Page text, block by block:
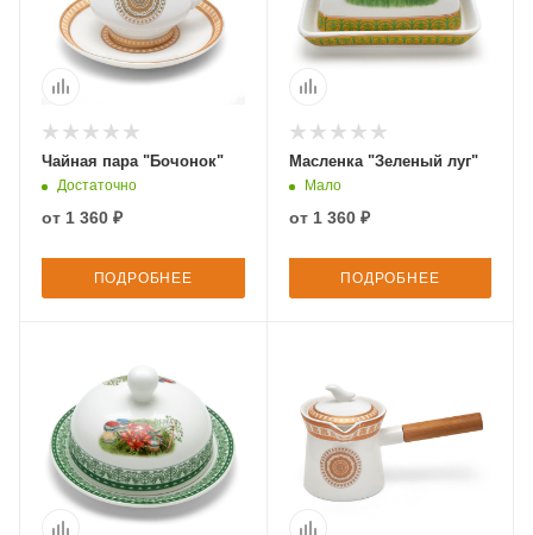
Чайная пара "Бочонок"
Достаточно
от 1 360 ₽
ПОДРОБНЕЕ
Масленка "Зеленый луг"
Мало
от 1 360 ₽
ПОДРОБНЕЕ